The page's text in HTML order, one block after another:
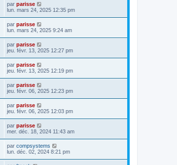
par parisse
lun. mars 24, 2025 12:35 pm
par parisse
lun. mars 24, 2025 9:24 am
par parisse
jeu. févr. 13, 2025 12:27 pm
par parisse
jeu. févr. 13, 2025 12:19 pm
par parisse
jeu. févr. 06, 2025 12:23 pm
par parisse
jeu. févr. 06, 2025 12:03 pm
par parisse
mer. déc. 18, 2024 11:43 am
par compsystems
lun. déc. 02, 2024 8:21 pm